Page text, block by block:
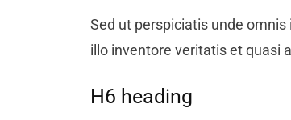
Sed ut perspiciatis unde
illo inventore veritatis et quasi
H6 heading